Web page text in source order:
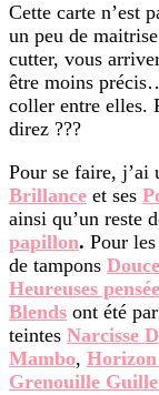
Cette carte n’est
un peu de
cutter, vous
être moins
coller entre elles.
direz ???
Pour se faire, j’ai
Brillance et ses
ainsi qu’un reste
papillon. Pour
de tampons
Heureuses
Blends ont été
teintes Narcisse
Mambo,
Grenouille